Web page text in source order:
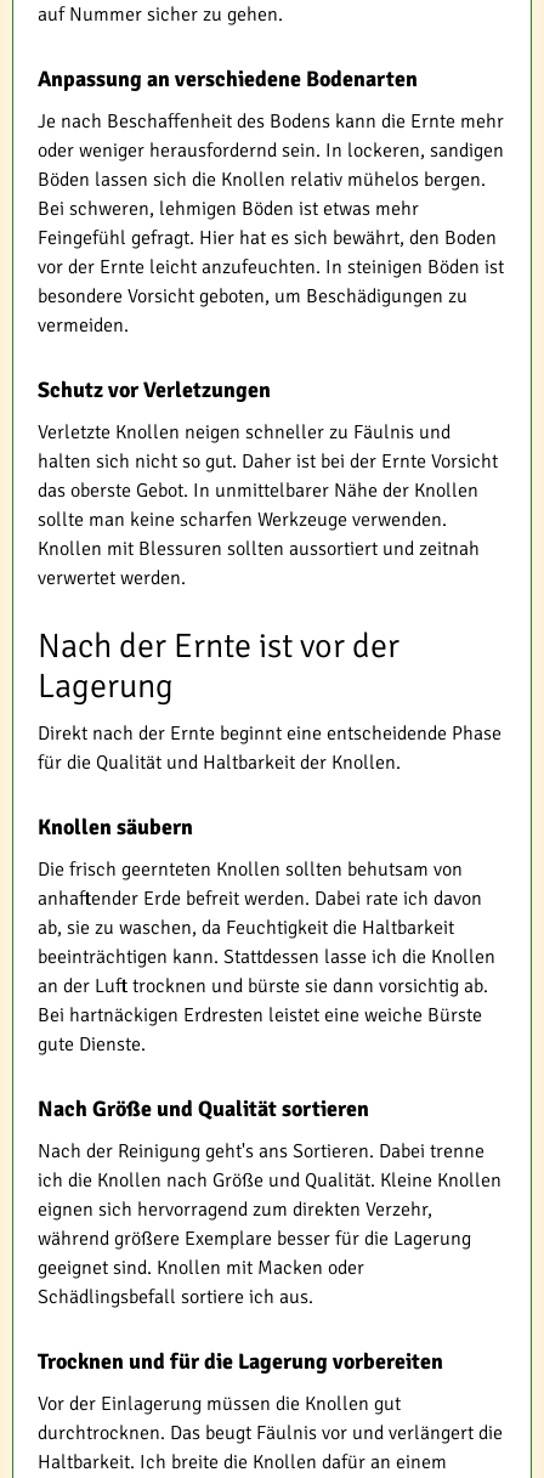
auf Nummer sicher zu gehen.
Anpassung an verschiedene Bodenarten
Je nach Beschaffenheit des Bodens kann die Ernte mehr
oder weniger herausfordernd sein. In lockeren, sandigen
Böden lassen sich die Knollen relativ mühelos bergen.
Bei schweren, lehmigen Böden ist etwas mehr
Feingefühl gefragt. Hier hat es sich bewährt, den Boden
vor der Ernte leicht anzufeuchten. In steinigen Böden ist
besondere Vorsicht geboten, um Beschädigungen zu
vermeiden.
Schutz vor Verletzungen
Verletzte Knollen neigen schneller zu Fäulnis und
halten sich nicht so gut. Daher ist bei der Ernte Vorsicht
das oberste Gebot. In unmittelbarer Nähe der Knollen
sollte man keine scharfen Werkzeuge verwenden.
Knollen mit Blessuren sollten aussortiert und zeitnah
verwertet werden.
Nach der Ernte ist vor der
Lagerung
Direkt nach der Ernte beginnt eine entscheidende Phase
für die Qualität und Haltbarkeit der Knollen.
Knollen säubern
Die frisch geernteten Knollen sollten behutsam von
anhaftender Erde befreit werden. Dabei rate ich davon
ab, sie zu waschen, da Feuchtigkeit die Haltbarkeit
beeinträchtigen kann. Stattdessen lasse ich die Knollen
an der Luft trocknen und bürste sie dann vorsichtig ab.
Bei hartnäckigen Erdresten leistet eine weiche Bürste
gute Dienste.
Nach Größe und Qualität sortieren
Nach der Reinigung geht's ans Sortieren. Dabei trenne
ich die Knollen nach Größe und Qualität. Kleine Knollen
eignen sich hervorragend zum direkten Verzehr,
während größere Exemplare besser für die Lagerung
geeignet sind. Knollen mit Macken oder
Schädlingsbefall sortiere ich aus.
Trocknen und für die Lagerung vorbereiten
Vor der Einlagerung müssen die Knollen gut
durchtrocknen. Das beugt Fäulnis vor und verlängert die
Haltbarkeit. Ich breite die Knollen dafür an einem